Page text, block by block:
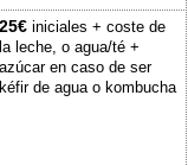
25€ iniciales + coste de
la leche, o agua/té +
azúcar en caso de ser
kéfir de agua o kombucha